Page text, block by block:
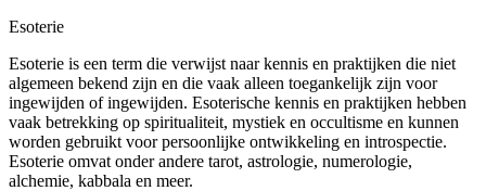
Esoterie
Esoterie is een term die verwijst naar kennis en praktijken die niet
algemeen bekend zijn en die vaak alleen toegankelijk zijn voor
ingewijden of ingewijden. Esoterische kennis en praktijken hebben
vaak betrekking op spiritualiteit, mystiek en occultisme en kunnen
worden gebruikt voor persoonlijke ontwikkeling en introspectie.
Esoterie omvat onder andere tarot, astrologie, numerologie,
alchemie, kabbala en meer.